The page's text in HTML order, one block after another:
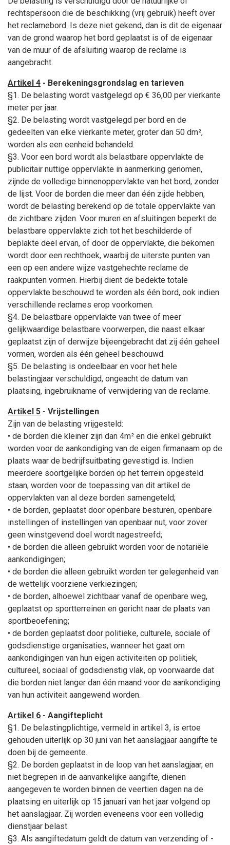
rechtspersoon die de beschikking (vrij gebruik) heeft over
het reclamebord. Is deze niet gekend, dan is dit de eigenaar
van de grond waarop het bord geplaatst is of de eigenaar
van de muur of de afsluiting waarop de reclame is
aangebracht.
Artikel 4 - Berekeningsgrondslag en tarieven
§1. De belasting wordt vastgelegd op € 36,00 per vierkante
meter per jaar.
§2. De belasting wordt vastgelegd per bord en de
gedeelten van elke vierkante meter, groter dan 50 dm²,
worden als een eenheid behandeld.
§3. Voor een bord wordt als belastbare oppervlakte de
publicitair nuttige oppervlakte in aanmerking genomen,
zijnde de volledige binnenoppervlakte van het bord, zonder
de lijst. Voor de borden die meer dan één zijde hebben,
wordt de belasting berekend op de totale oppervlakte van
de zichtbare zijden. Voor muren en afsluitingen beperkt de
belastbare oppervlakte zich tot het beschilderde of
beplakte deel ervan, of door de oppervlakte, die bekomen
wordt door een rechthoek, waarbij de uiterste punten van
een op een andere wijze vastgehechte reclame de
raakpunten vormen. Hierbij dient de bedekte totale
oppervlakte beschouwd te worden als één bord, ook indien
verschillende reclames erop voorkomen.
§4. De belastbare oppervlakte van twee of meer
gelijkwaardige belastbare voorwerpen, die naast elkaar
geplaatst zijn of derwijze bijeengebracht dat zij één geheel
vormen, worden als één geheel beschouwd.
§5. De belasting is ondeelbaar en voor het hele
belastingjaar verschuldigd, ongeacht de datum van
plaatsing, ingebruikname of verwijdering van de reclame.
Artikel 5 - Vrijstellingen
Zijn van de belasting vrijgesteld:
• de borden die kleiner zijn dan 4m² en die enkel gebruikt
worden voor de aankondiging van de eigen firmanaam op de
plaats waar de bedrijfsuitbating gevestigd is. Indien
meerdere soortgelijke borden op het terrein opgesteld
staan, worden voor de toepassing van dit artikel de
oppervlakten van al deze borden samengeteld;
• de borden, geplaatst door openbare besturen, openbare
instellingen of instellingen van openbaar nut, voor zover
geen winstgevend doel wordt nagestreefd;
• de borden die alleen gebruikt worden voor de notariële
aankondigingen;
• de borden die alleen gebruikt worden ter gelegenheid van
de wettelijk voorziene verkiezingen;
• de borden, alhoewel zichtbaar vanaf de openbare weg,
geplaatst op sportterreinen en gericht naar de plaats van
sportbeoefening;
• de borden geplaatst door politieke, culturele, sociale of
godsdienstige organisaties, wanneer het gaat om
aankondigingen van hun eigen activiteiten op politiek,
cultureel, sociaal of godsdienstig vlak, op voorwaarde dat
die borden niet langer dan één maand voor de aankondiging
van hun activiteit aangewend worden.
Artikel 6 - Aangifteplicht
§1. De belastingplichtige, vermeld in artikel 3, is ertoe
gehouden uiterlijk op 30 juni van het aanslagjaar aangifte te
doen bij de gemeente.
§2. De borden geplaatst in de loop van het aanslagjaar, en
niet begrepen in de aanvankelijke aangifte, dienen
aangegeven te worden binnen de veertien dagen na de
plaatsing en uiterlijk op 15 januari van het jaar volgend op
het aanslagjaar. Zij worden eveneens voor een volledig
dienstjaar belast.
§3. Als aangiftedatum geldt de datum van verzending of -